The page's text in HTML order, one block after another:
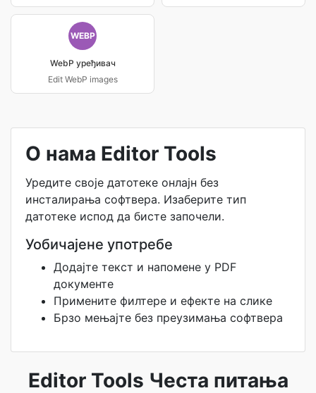
WEBP
WebP уређивач
Edit WebP images
О нама Editor Tools
Уредите своје датотеке онлајн без
инсталирања софтвера. Изаберите тип
датотеке испод да бисте започели.
Уобичајене употребе
Додајте текст и напомене у PDF
документе
Примените филтере и ефекте на слике
Брзо мењајте без преузимања софтвера
Editor Tools Честа питања